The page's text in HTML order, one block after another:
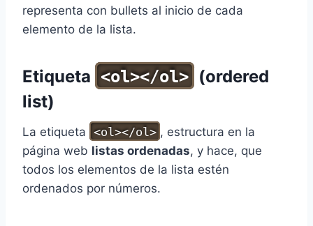
representa con bullets al inicio de cada
elemento de la lista.
Etiqueta <ol></ol> (ordered
list)
La etiqueta <ol></ol> , estructura en la
página web listas ordenadas, y hace, que
todos los elementos de la lista estén
ordenados por números.